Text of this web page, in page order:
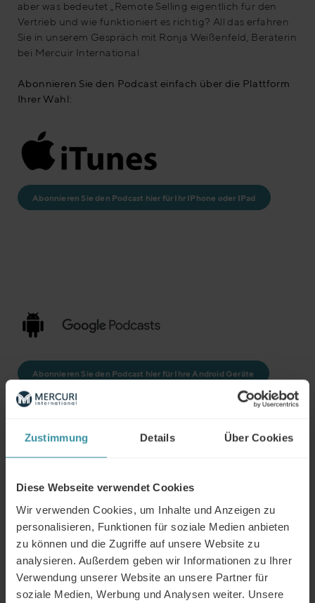
Zustimmung Details Über Cookies
Diese Webseite verwendet Cookies
Wir verwenden Cookies, um Inhalte und Anzeigen zu
personalisieren, Funktionen für soziale Medien anbieten
zu können und die Zugriffe auf unsere Website zu
analysieren. Außerdem geben wir Informationen zu Ihrer
Verwendung unserer Website an unsere Partner für
soziale Medien, Werbung und Analysen weiter. Unsere
aber was bedeutet „Remote Selling eigentlich für den
Vertrieb und wie funktioniert es richtig? All das erfahren
Sie in unserem Gespräch mit Ronja Weißenfeld, Beraterin
bei Mercuir International.
Abonnieren Sie den Podcast einfach über die Plattform
Ihrer Wahl:
Abonnieren Sie den Podcast hier für Ihr IPhone oder IPad
Abonnieren Sie den Podcast hier für Ihre Android Geräte
Abonnieren Sie den Podcast hier auf Spotify